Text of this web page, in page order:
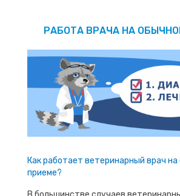
РАБОТА ВРАЧА НА
Как работает ветеринарный врач
приеме?